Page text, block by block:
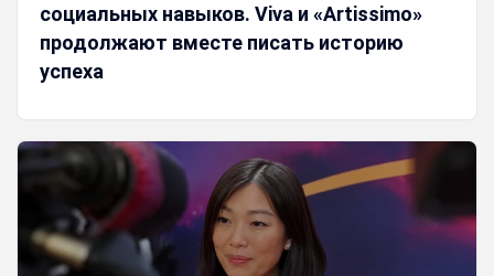
социальных навыков. Viva и «Artissimo»
продолжают вместе писать историю
успеха